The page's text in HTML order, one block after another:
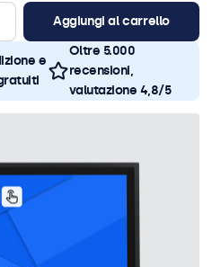
Aggiungi al carrello
e
Oltre 5.000
recensioni,
valutazione 4,8/5